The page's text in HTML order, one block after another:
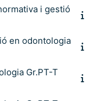
i gestió
en odontologia
Gr.PT-T